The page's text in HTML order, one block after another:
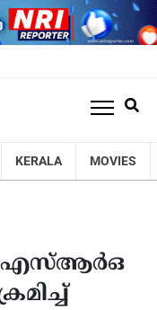
KERALA MOVIES